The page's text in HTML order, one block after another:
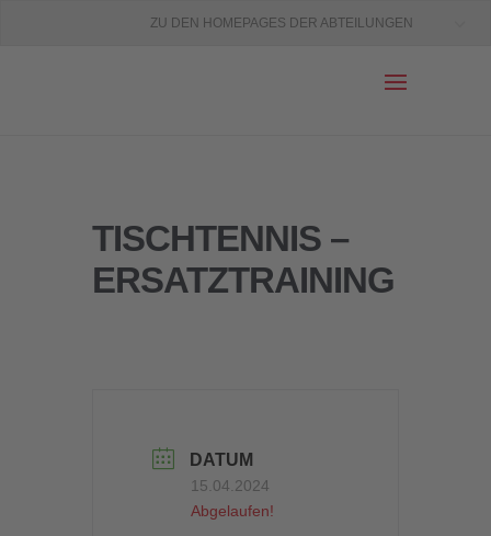
ZU DEN HOMEPAGES DER ABTEILUNGEN
TISCHTENNIS –
ERSATZTRAINING
DATUM
15.04.2024
Abgelaufen!